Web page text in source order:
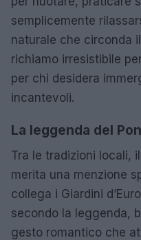
semplicemente
naturale che circonda
richiamo irresistibile
per chi desidera
incantevoli.
La leggenda del
Tra le tradizioni locali, il
merita una menzione
collega i Giardini
secondo la leggenda,
gesto romantico che